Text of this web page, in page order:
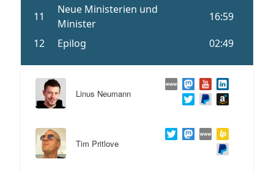
Linus Neumann
Tim Pritlove